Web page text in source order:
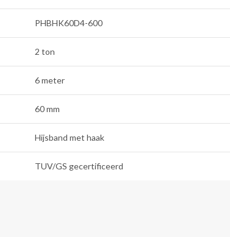
PHBHK60D4-600
2 ton
6 meter
60 mm
Hijsband met haak
TUV/GS gecertificeerd